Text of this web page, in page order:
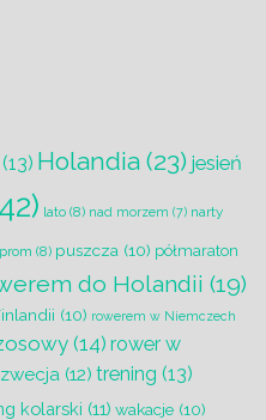
(13) Holandia(23) jesień
lato(8) nad morzem (7) narty
prom (8) puszcza (10) półmaraton
do Holandii (19)
(10) rowerem w Niemczech
(14) rower w
(12) trening (13)
kolarski (11) wakacje(10)